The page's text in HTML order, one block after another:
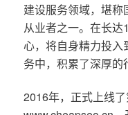
建设服务领域，堪
从业者之一。在长
心，将自身精力投
务中，积累了深厚的
2016年，正式上线了